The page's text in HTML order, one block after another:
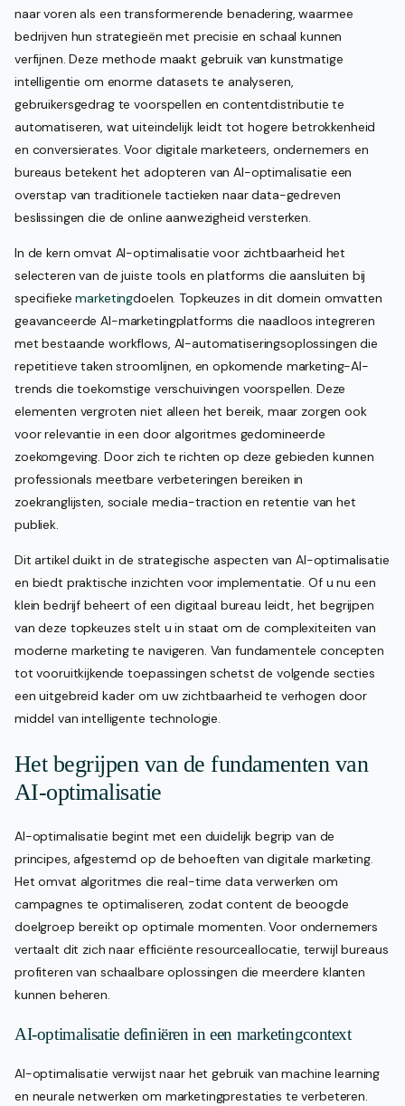
naar voren als een transformerende benadering, waarmee
bedrijven hun strategieën met precisie en schaal kunnen
verfijnen. Deze methode maakt gebruik van kunstmatige
intelligentie om enorme datasets te analyseren,
gebruikersgedrag te voorspellen en contentdistributie te
automatiseren, wat uiteindelijk leidt tot hogere betrokkenheid
en conversierates. Voor digitale marketeers, ondernemers en
bureaus betekent het adopteren van AI-optimalisatie een
overstap van traditionele tactieken naar data-gedreven
beslissingen die de online aanwezigheid versterken.
In de kern omvat AI-optimalisatie voor zichtbaarheid het
selecteren van de juiste tools en platforms die aansluiten bij
specifiekemarketingdoelen. Topkeuzes in dit domein omvatten
geavanceerde AI-marketingplatforms die naadloos integreren
met bestaande workflows, AI-automatiseringsoplossingen die
repetitieve taken stroomlijnen, en opkomende marketing-AI-
trends die toekomstige verschuivingen voorspellen. Deze
elementen vergroten niet alleen het bereik, maar zorgen ook
voor relevantie in een door algoritmes gedomineerde
zoekomgeving. Door zich te richten op deze gebieden kunnen
professionals meetbare verbeteringen bereiken in
zoekranglijsten, sociale media-traction en retentie van het
publiek.
Dit artikel duikt in de strategische aspecten van AI-optimalisatie
en biedt praktische inzichten voor implementatie. Of u nu een
klein bedrijf beheert of een digitaal bureau leidt, het begrijpen
van deze topkeuzes stelt u in staat om de complexiteiten van
moderne marketing te navigeren. Van fundamentele concepten
tot vooruitkijkende toepassingen schetst de volgende secties
een uitgebreid kader om uw zichtbaarheid te verhogen door
middel van intelligente technologie.
Het begrijpen van de fundamenten van
AI-optimalisatie
AI-optimalisatie begint met een duidelijk begrip van de
principes, afgestemd op de behoeften van digitale marketing.
Het omvat algoritmes die real-time data verwerken om
campagnes te optimaliseren, zodat content de beoogde
doelgroep bereikt op optimale momenten. Voor ondernemers
vertaalt dit zich naar efficiënte resourceallocatie, terwijl bureaus
profiteren van schaalbare oplossingen die meerdere klanten
kunnen beheren.
AI-optimalisatie definiëren in een marketingcontext
AI-optimalisatie verwijst naar het gebruik van machine learning
en neurale netwerken om marketingprestaties te verbeteren.